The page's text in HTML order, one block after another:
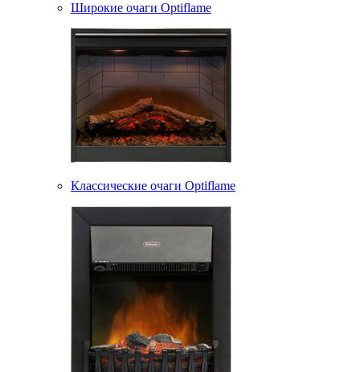
Широкие очаги Optiflame
Классические очаги Optiflame